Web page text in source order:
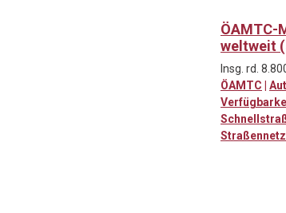
ÖAMTC-
weltweit
Insg. rd.
ÖAMTC |